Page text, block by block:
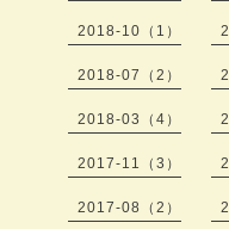
2018-10（1）
2018-07（2）
2018-03（4）
2017-11（3）
2017-08（2）